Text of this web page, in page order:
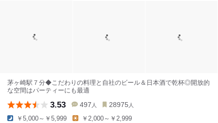
茅ヶ崎駅７分◆こだわりの料理と自社のビール＆日本酒で乾杯◎開放的
な空間はパーティーにも最適
3.53 497 人 28975 人
￥5,000～￥5,999 ￥2,000～￥2,999